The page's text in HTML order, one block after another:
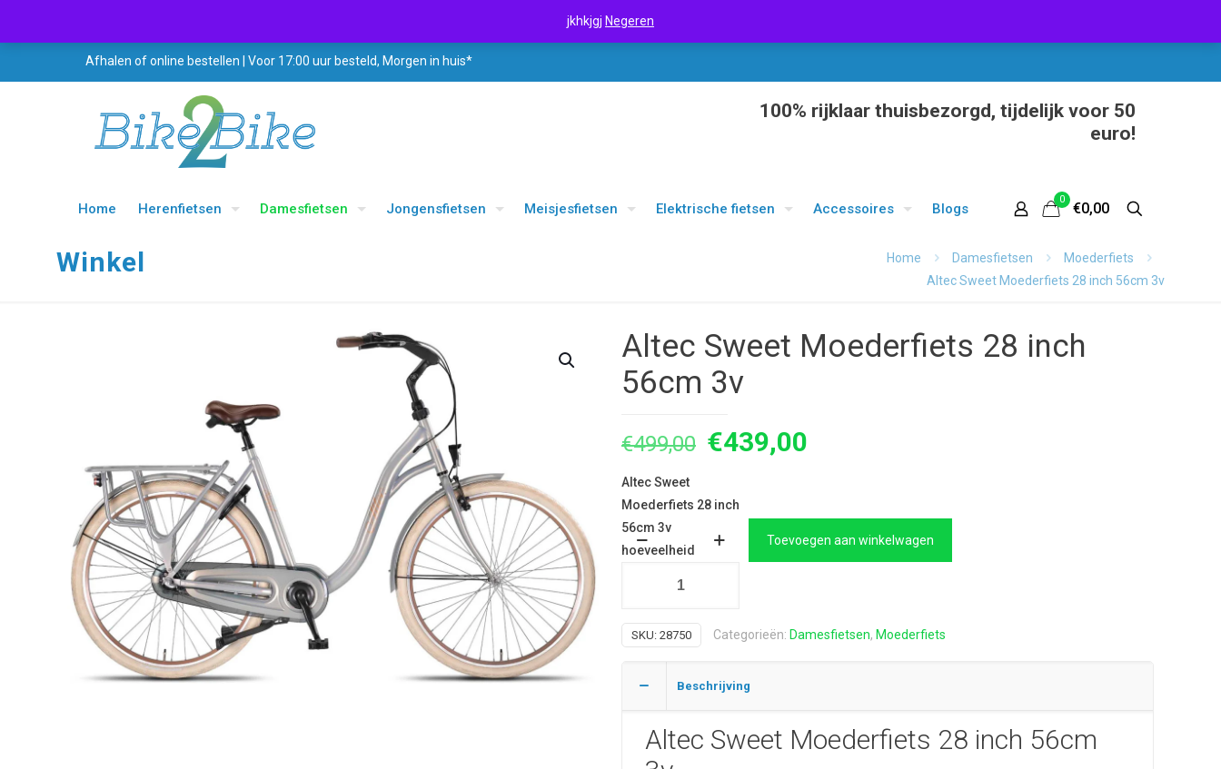
Afhalen of online bestellen | Voor 17:00 uur besteld, Morgen in huis*
Home Herenfietsen Damesfietsen Jongensfietsen Meisjesfietsen Elektrische fietsen Accessoires Blogs
100% rijklaar thuisbezorgd, tijdelijk voor 50
euro!
0
€0,00
Winkel Home Damesfietsen
Moederfiets
Altec Sweet Moederfiets 28 inch 56cm 3v
Altec Sweet Moederfiets 28 inch
56cm 3v
€499,00 Oorspronkelijke
was:
€499,00.
€439,00
€439,00.
Altec Sweet
Moederfiets 28 inch
56cm 3v
hoeveelheid
Toevoegen aan winkelwagen
SKU: 28750 Categorieën: Damesfietsen, Moederfiets
Beschrijving
Altec Sweet Moederfiets 28 inch 56cm
jkhkjgj Negeren